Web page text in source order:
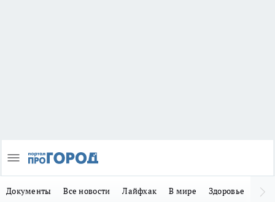
Документы Все новости Лайфхак В мире Здоровье